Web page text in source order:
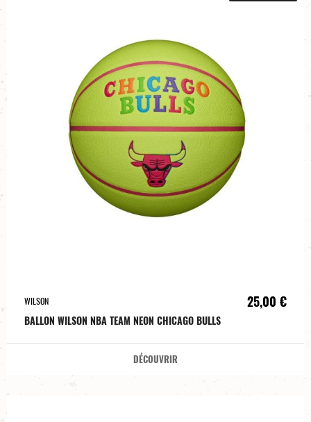
WILSON
BALLON WILSON NBA TEAM NEON CHICAGO BULLS
25,00 €
DÉCOUVRIR